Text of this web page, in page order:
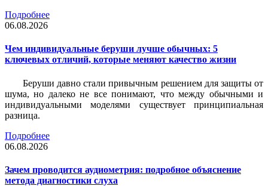
Подробнее
06.08.2026
Чем индивидуальные беруши лучше обычных: 5
ключевых отличий, которые меняют качество жизни
Беруши давно стали привычным решением для защиты от
шума, но далеко не все понимают, что между обычными и
индивидуальными моделями существует принципиальная
разница.
Подробнее
06.08.2026
Зачем проводится аудиометрия: подробное объяснение
метода диагностики слуха